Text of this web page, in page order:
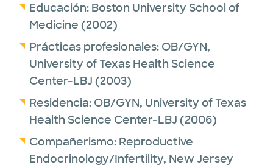
Educación: Boston University School of
Medicine (2002)
Prácticas profesionales: OB/GYN,
University of Texas Health Science
Center-LBJ (2003)
Residencia: OB/GYN, University of Texas
Health Science Center-LBJ (2006)
Compañerismo: Reproductive
Endocrinology/Infertility, New Jersey